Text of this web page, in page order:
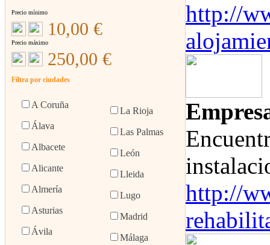
Precio mínimo
10,00 €
Precio máximo
250,00 €
Filtra por ciudades
A Coruña
Álava
Albacete
Alicante
Almería
Asturias
Ávila
La Rioja
Las Palmas
León
Lleida
Lugo
Madrid
Málaga
http://
http://